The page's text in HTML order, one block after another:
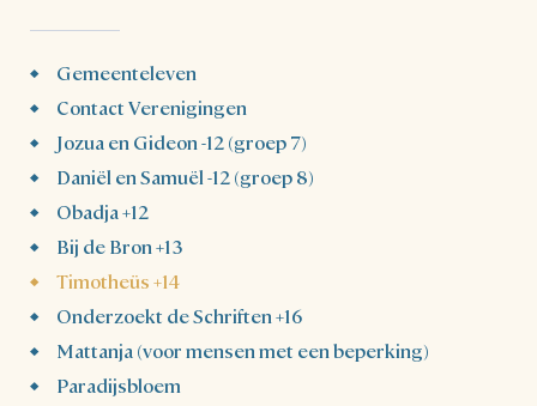
Gemeenteleven
Contact Verenigingen
Jozua en Gideon -12 (groep 7)
Daniël en Samuël -12 (groep 8)
Obadja +12
Bij de Bron +13
Timotheüs +14
Onderzoekt de Schriften +16
Mattanja (voor mensen met een beperking)
Paradijsbloem